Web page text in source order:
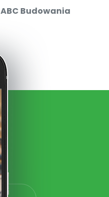
ABC Budowania